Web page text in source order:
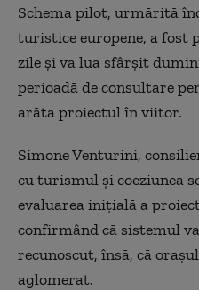
Schema pilot, urmărită
turistice europene, a fost
zile şi va lua sfârşit
perioadă de consultare
arăta proiectul în viitor.
Simone Venturini,
cu turismul şi coeziunea
evaluarea iniţială a
confirmând că sistemul
recunoscut, însă, că
aglomerat.